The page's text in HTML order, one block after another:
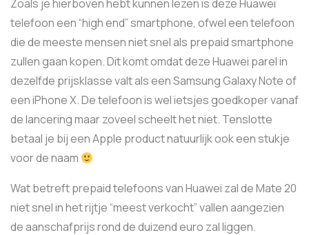
Zoals je hierboven hebt kunnen lezen is deze Huawei
telefoon een “high end” smartphone, ofwel een telefoon
die de meeste mensen niet snel als prepaid smartphone
zullen gaan kopen. Dit komt omdat deze Huawei parel in
dezelfde prijsklasse valt als een Samsung Galaxy Note of
een iPhone X. De telefoon is wel ietsjes goedkoper vanaf
de lancering maar zoveel scheelt het niet. Tenslotte
betaal je bij een Apple product natuurlijk ook een stukje
voor de naam
Wat betreft prepaid telefoons van Huawei zal de Mate 20
niet snel in het rijtje “meest verkocht” vallen aangezien
de aanschafprijs rond de duizend euro zal liggen.